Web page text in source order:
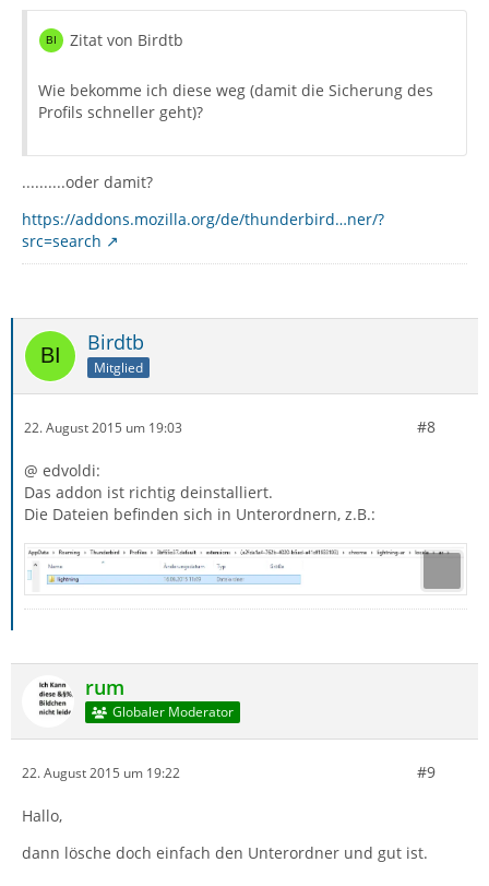
Zitat von Birdtb
Wie bekomme ich diese weg (damit die Sicherung des
Profils schneller geht)?
..........oder damit?
https://addons.mozilla.org/de/thunderbird…ner/?
src=search
Birdtb
Mitglied
22. August 2015 um 19:03 #8
@ edvoldi:
Das addon ist richtig deinstalliert.
Die Dateien befinden sich in Unterordnern, z.B.:
rum
Globaler Moderator
22. August 2015 um 19:22 #9
Hallo,
dann lösche doch einfach den Unterordner und gut ist.